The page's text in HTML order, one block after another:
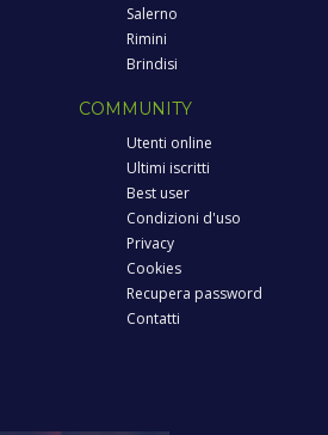
Salerno
Rimini
Brindisi
COMMUNITY
Utenti online
Ultimi iscritti
Best user
Condizioni d'uso
Privacy
Cookies
Recupera password
Contatti